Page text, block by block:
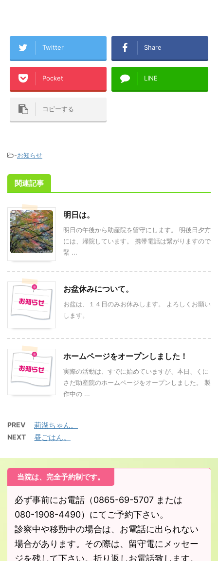
Twitter Share
Pocket LINE
コピーする
-お知らせ
関連記事
明日は。
明日の午後から助産院を留守にします。 明後日夕方
には、帰院しています。 携帯電話は繋がりますので
緊 ...
お盆休みについて。
お盆は、１４日のみお休みします。 よろしくお願い
します。
ホームページをオープンしました！
実際の活動は、すでに始めていますが、本日、くに
さだ助産院のホームページをオープンしました。 製
作中の ...
PREV 莉湖ちゃん。
NEXT 昼ごはん。
当院は、完全予約制です。
必ず事前にお電話（0865-69-5707 または
080-1908-4490）にてご予約下さい。
診察中や移動中の場合は、お電話に出られない
場合があります。その際は、留守電にメッセー
ジを残して下さい。折り返しお電話致します。